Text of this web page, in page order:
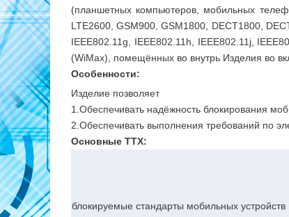
(планшетных компьютеров, мобильных
LTE2600, GSM900, GSM1800, DECT1800,
IEEE802.11g, IEEE802.11h, IEEE802.11j,
(WiMax), помещённых во внутрь Изделия во
Особенности:
Изделие позволяет
1.Обеспечивать надёжность блокирования
2.Обеспечивать выполнения требований по
Основные ТТХ:
блокируемые стандарты мобильных устройств